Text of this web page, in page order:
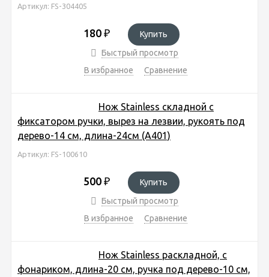
Артикул: FS-304405
180 ₽
Купить
Быстрый просмотр
В избранное
Сравнение
Нож Stainless складной с
фиксатором ручки, вырез на лезвии, рукоять под
дерево-14 см, длина-24см (А401)
Артикул: FS-100610
500 ₽
Купить
Быстрый просмотр
В избранное
Сравнение
Нож Stainless раскладной, c
фонариком, длина-20 см, ручка под дерево-10 см,